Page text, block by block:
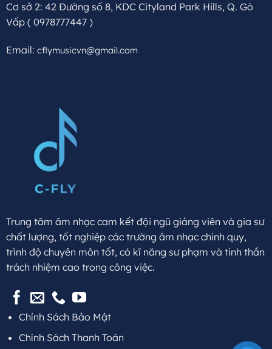
Cơ sở 2: 42 Đường số 8, KDC Cityland Park Hills, Q. Gò
Vấp( 0978777447 )
Email: cflymusicvn@gmail.com
Trung tâm âm nhạc cam kết đội ngũ giảng viên và gia sư
chất lượng, tốt nghiệp các trường âm nhạc chính quy,
trình độ chuyên môn tốt, có kĩ năng sư phạm và tinh thần
trách nhiệm cao trong công việc.
Chính Sách Bảo Mật
Chính Sách Thanh Toán